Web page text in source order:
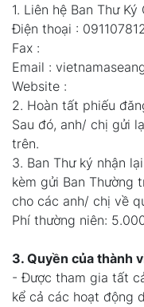
1. Liên hệ Ban Thư
Điện thoại :
Fax :
Email :
Website :
2. Hoàn tất phiếu
Sau đó, anh/ chị gửi
trên.
3. Ban Thư ký nhận
kèm gửi Ban Thường
cho các anh/ chị về
Phí thường niên:
3. Quyền của thành
- Được tham gia tất
kể cả các hoạt động